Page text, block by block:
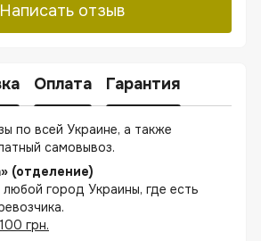
Написать отзыв
Оплата Гарантия
по всей Украине, а также
самовывоз.
(отделение)
город Украины, где есть
грн.